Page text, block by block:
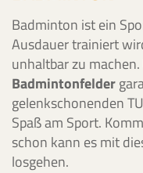
Badminton ist ein
Ausdauer trainiert
unhaltbar zu machen.
Badmintonfelder
gelenkschonenden
Spaß am Sport.
schon kann es mit
losgehen.